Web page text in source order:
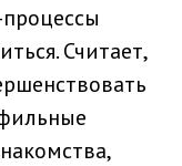
Считает,